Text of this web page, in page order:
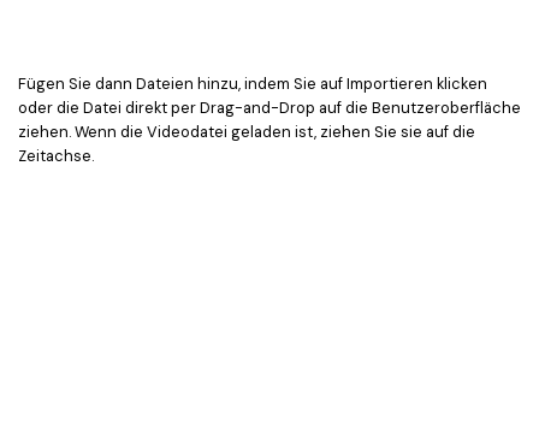
Fügen Sie dann Dateien hinzu, indem Sie auf Importieren klicken
oder die Datei direkt per Drag-and-Drop auf die Benutzeroberfläche
ziehen. Wenn die Videodatei geladen ist, ziehen Sie sie auf die
Zeitachse.